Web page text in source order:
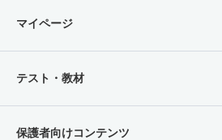
マイページ
テスト・教材
保護者向けコンテンツ